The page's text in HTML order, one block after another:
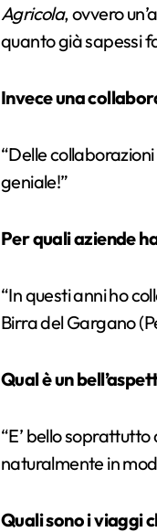
Agricola, ovvero
quanto già sapessi
Invece una
“Delle
geniale!”
Per quali aziende
“In questi anni ho
Birra del Gargano
Qual è un
“E’ bello
naturalmente in
Quali sono i viaggi